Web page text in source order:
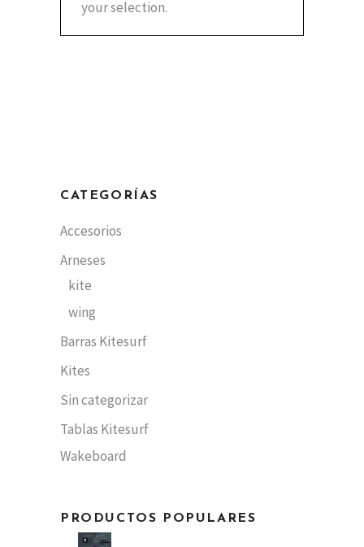
your selection.
CATEGORÍAS
Accesorios
Arneses
kite
wing
Barras Kitesurf
Kites
Sin categorizar
Tablas Kitesurf
Wakeboard
PRODUCTOS POPULARES